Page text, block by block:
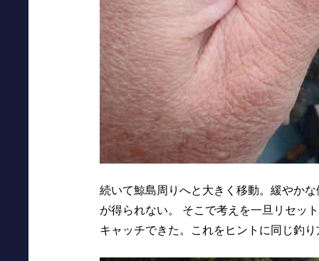
続いて鯨島周りへと大きく移動。緩やか
が得られない。 そこで考えを一旦リセッ
キャッチできた。これをヒントに同じ釣